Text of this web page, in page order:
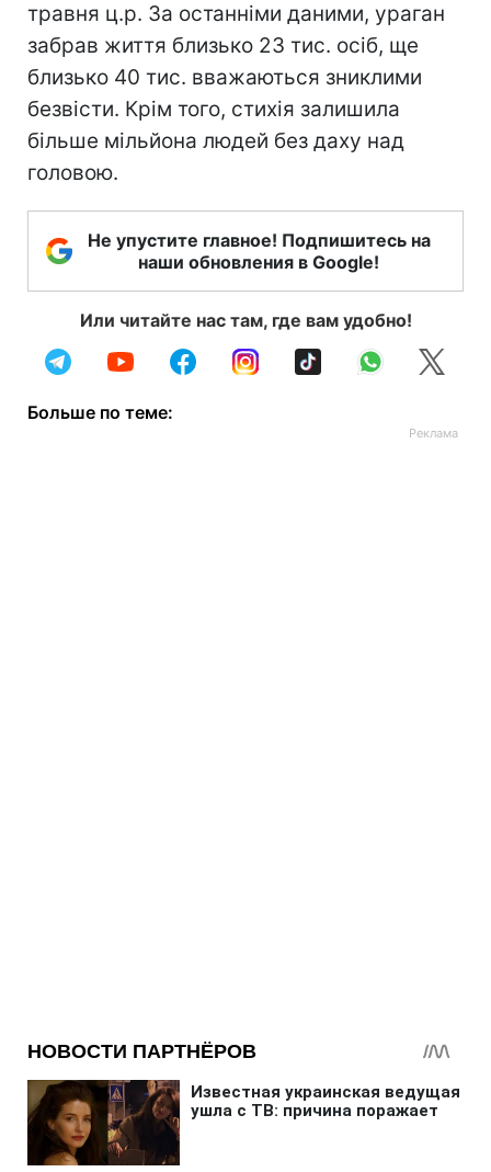
травня ц.р. За останніми даними, ураган
забрав життя близько 23 тис. осіб, ще
близько 40 тис. вважаються зниклими
безвісти. Крім того, стихія залишила
більше мільйона людей без даху над
головою.
Не упустите главное! Подпишитесь на
наши обновления в Google!
Или читайте нас там, где вам удобно!
Больше по теме: